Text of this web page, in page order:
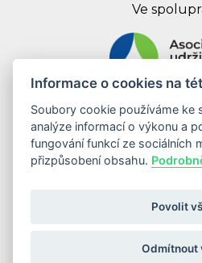
Ve
Digital First
Jankovcova
170 00
IČ:
Informace o cookies na
Soubory cookie používáme ke
analýze informací o výkonu a
fungování funkcí ze sociálních
přizpůsobení obsahu.
Povolit
Odmítnout